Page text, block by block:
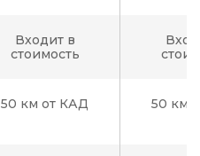
Входит в
стоимость
50 км от КАД 50 км